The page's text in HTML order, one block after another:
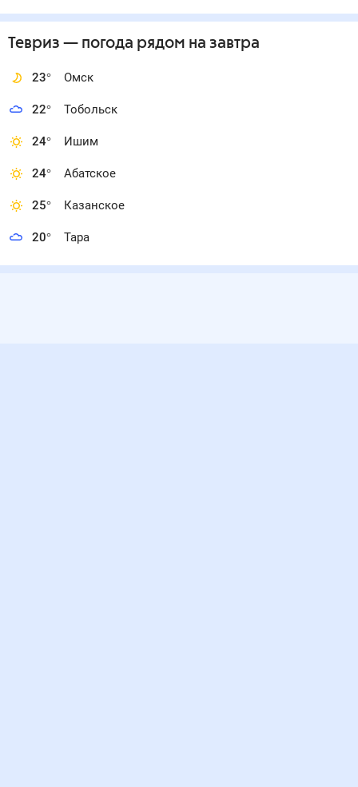
Тевриз — погода рядом на завтра
23° Омск
22° Тобольск
24° Ишим
24° Абатское
25° Казанское
20° Тара